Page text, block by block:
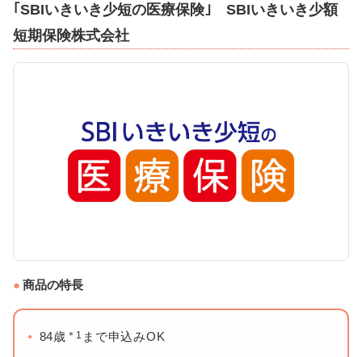
｢SBIいきいき少短の医療保険｣ SBIいきいき少額
短期保険株式会社
商品の特長
84歳 ＊1 まで申込みOK